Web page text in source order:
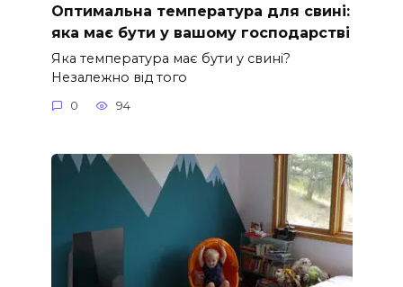
Оптимальна температура для свині:
яка має бути у вашому господарстві
Яка температура має бути у свині?
Незалежно від того
0 94